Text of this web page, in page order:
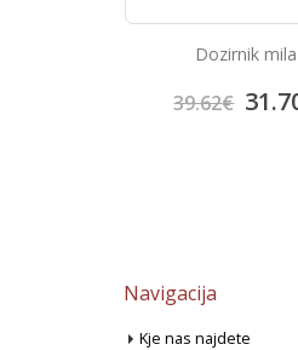
Avtomatski
83.48€
Navigacija
Kje nas najdete